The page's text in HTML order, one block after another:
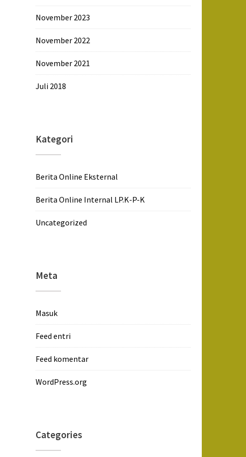
November 2023
November 2022
November 2021
Juli 2018
Kategori
Berita Online Eksternal
Berita Online Internal LP.K-P-K
Uncategorized
Meta
Masuk
Feed entri
Feed komentar
WordPress.org
Categories